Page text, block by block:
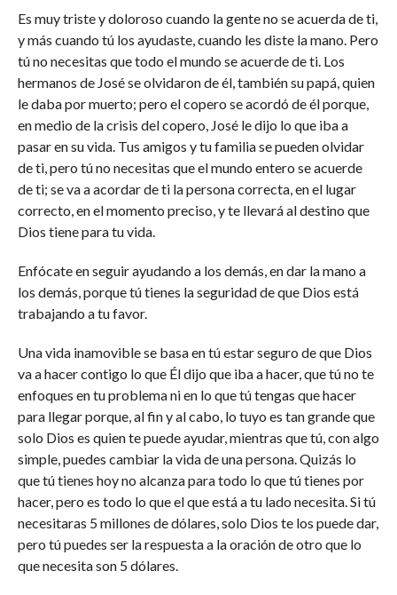
Es muy triste y doloroso cuando la gente no se acuerda de ti,
y más cuando tú los ayudaste, cuando les diste la mano. Pero
tú no necesitas que todo el mundo se acuerde de ti. Los
hermanos de José se olvidaron de él, también su papá, quien
le daba por muerto; pero el copero se acordó de él porque,
en medio de la crisis del copero, José le dijo lo que iba a
pasar en su vida. Tus amigos y tu familia se pueden olvidar
de ti, pero tú no necesitas que el mundo entero se acuerde
de ti; se va a acordar de ti la persona correcta, en el lugar
correcto, en el momento preciso, y te llevará al destino que
Dios tiene para tu vida.
Enfócate en seguir ayudando a los demás, en dar la mano a
los demás, porque tú tienes la seguridad de que Dios está
trabajando a tu favor.
Una vida inamovible se basa en tú estar seguro de que Dios
va a hacer contigo lo que Él dijo que iba a hacer, que tú no te
enfoques en tu problema ni en lo que tú tengas que hacer
para llegar porque, al fin y al cabo, lo tuyo es tan grande que
solo Dios es quien te puede ayudar, mientras que tú, con algo
simple, puedes cambiar la vida de una persona. Quizás lo
que tú tienes hoy no alcanza para todo lo que tú tienes por
hacer, pero es todo lo que el que está a tu lado necesita. Si tú
necesitaras 5 millones de dólares, solo Dios te los puede dar,
pero tú puedes ser la respuesta a la oración de otro que lo
que necesita son 5 dólares.